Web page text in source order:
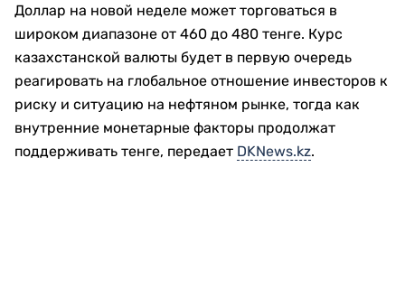
Доллар на новой неделе может торговаться в
широком диапазоне от 460 до 480 тенге. Курс
казахстанской валюты будет в первую очередь
реагировать на глобальное отношение инвесторов к
риску и ситуацию на нефтяном рынке, тогда как
внутренние монетарные факторы продолжат
поддерживать тенге, передает DKNews.kz.